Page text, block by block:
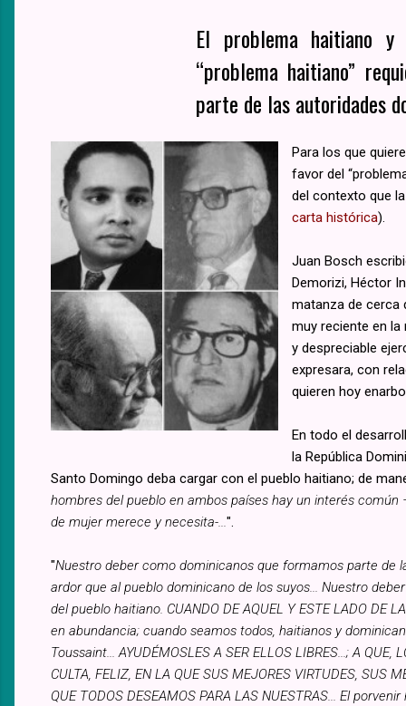
El problema haitiano
“problema haitiano”
parte de las autoridades
Para los que
favor del
del contexto que
carta histórica).
Juan Bosch
Demorizi, Héctor
matanza de cerca
muy reciente en
y despreciable
expresara, con
quieren hoy
En todo el
la República
Santo Domingo deba cargar con el pueblo haitiano; de
hombres del pueblo en ambos países hay un interés
de mujer merece y necesita-... ".
"Nuestro deber como dominicanos que formamos parte de
ardor que al pueblo dominicano de los suyos... Nuestro
del pueblo haitiano. CUANDO DE AQUEL Y ESTE LADO DE
en abundancia; cuando seamos todos, haitianos y
Toussaint... AYUDÉMOSLES A SER ELLOS LIBRES...; A QUE,
CULTA, FELIZ, EN LA QUE SUS MEJORES VIRTUDES, SUS
QUE TODOS DESEAMOS PARA LAS NUESTRAS... El